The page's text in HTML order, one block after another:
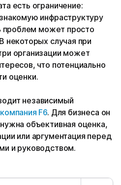
есть ограничение:
инфраструктуру
проблем может просто
некоторых случая при
организации может
что потенциально
оценки.
независимый
компания F6. Для бизнеса он
объективная оценка,
или аргументация перед
и руководством.